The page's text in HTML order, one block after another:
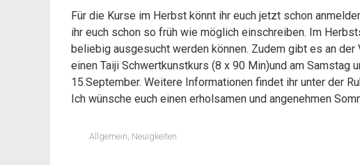
Für die Kurse im Herbst könnt ihr euch jetzt schon
ihr euch schon so früh wie möglich einschreiben. Im
beliebig ausgesucht werden können. Zudem gibt es an
einen Taiji Schwertkunstkurs (8 x 90 Min)und am Samstag
15.September. Weitere Informationen findet ihr unter der
Ich wünsche euch einen erholsamen und angenehmen
Allgemein, Neuigkeiten